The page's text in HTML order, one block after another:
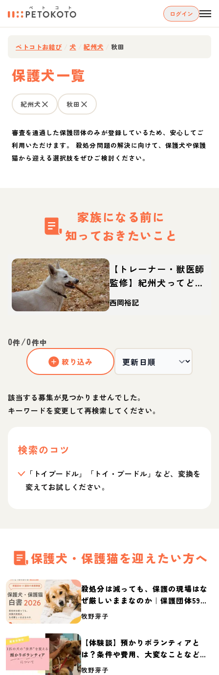
ログイン
ペトコトお結び 犬 紀州犬 秋田
保護犬一覧
紀州犬 秋田
審査を通過した保護団体のみが登録しているため、安心してご
利用いただけます。 殺処分問題の解決に向けて、保護犬や保護
猫から迎える選択肢をぜひご検討ください。
家族になる前に
知っておきたいこと
【トレーナー・獣医師
監修】紀州犬ってどん
な犬？性格・特徴・育
て方・迎え方
西岡裕記
0件/0件中
絞り込み
該当する募集が見つかりませんでした。
キーワードを変更して再検索してください。
検索のコツ
「トイプードル」「トイ・プードル」など、変換を
変えてお試しください。
保護犬・保護猫を迎えたい方へ
殺処分は減っても、保護の現場はな
ぜ厳しいままなのか｜保護団体59団
体の実態調査【保護犬・保護猫白書
牧野芽子
【体験談】預かりボランティアと
は？条件や費用、大変なことなど紹
介
牧野芽子